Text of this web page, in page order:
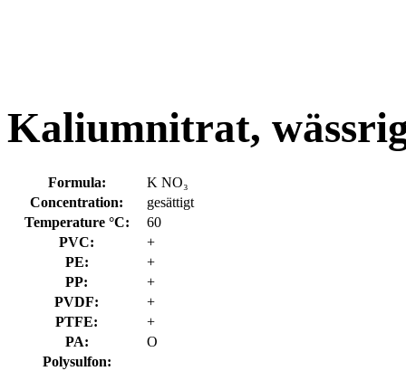
Kaliumnitrat,
Formula:
K NO₃
Concentration:
gesättigt
Temperature °C:
60
PVC:
+
PE:
+
PP:
+
PVDF:
+
PTFE:
+
PA:
O
Polysulfon: